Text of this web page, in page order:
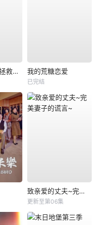
斯图尔特未能拯救宇宙 我的荒糖恋爱
已完结
致亲爱的丈夫~完美妻子的谎言~
更新至第06集